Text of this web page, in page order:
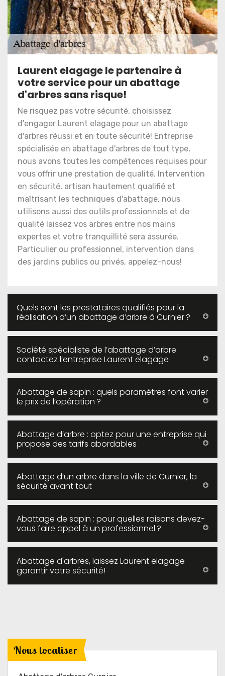
Laurent elagage le partenaire à
votre service pour un abattage
d'arbres sans risque!
Ne risquez pas votre sécurité, choisissez
d'engager Laurent elagage pour un abattage
d'arbres réussi et en toute sécurité! Entreprise
spécialisée en abattage d'arbres de tout type,
nous avons toutes les compétences requises pour
vous offrir une prestation de qualité. Intervention
en sécurité, artisan hautement qualifié et
maîtrisant les techniques d'abattage, nous
utilisons aussi des outils professionnels et de
qualité laissez vos arbres entre nos mains
expertes et votre tranquillité sera assurée.
Particulier ou professionnel, intervention dans
des jardins publics ou privés, appelez-nous!
Quels sont les prestataires qualifiés pour la
réalisation d’un abattage d’arbre à Curnier ?
Société spécialiste de l’abattage d’arbre :
contactez l’entreprise Laurent elagage
Abattage de sapin : quels paramètres font varier
le prix de l’opération ?
Abattage d’arbre : optez pour une entreprise qui
propose des tarifs abordables
Abattage d’un arbre dans la ville de Curnier, la
sécurité avant tout
Abattage de sapin : pour quelles raisons devez-
vous faire appel à un professionnel ?
Abattage d'arbres, laissez Laurent elagage
garantir votre sécurité!
Nous localiser